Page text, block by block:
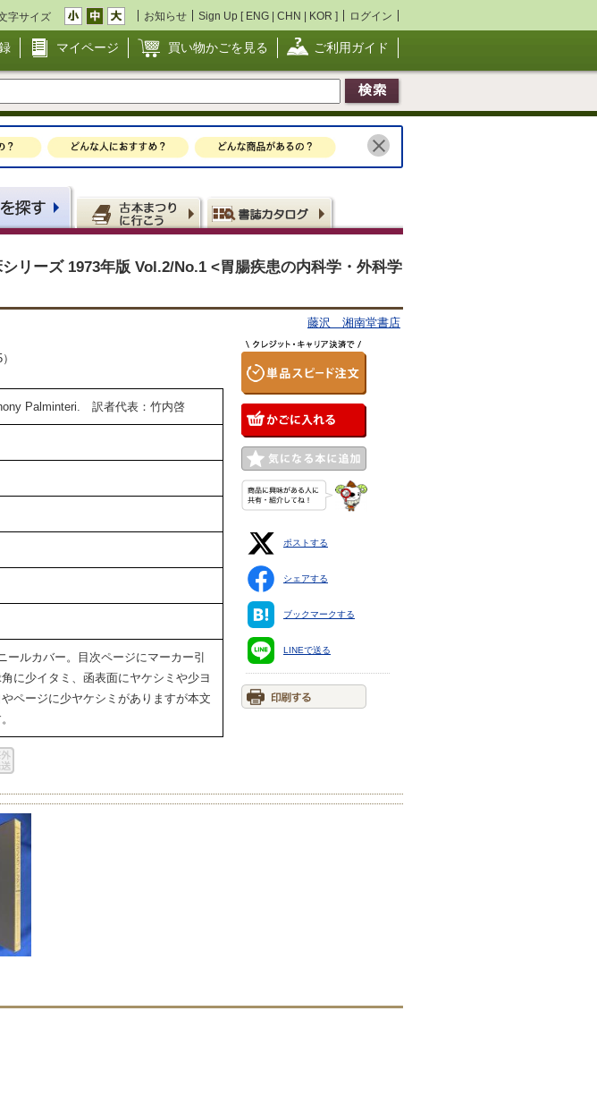
字サイズ お知らせ Sign Up [ ENG | CHN | KOR ] ログイン
マイページ 買い物かごを見る ご利用ガイド
リーズ 1973年版 Vol.2/No.1 <胃腸疾患の内科学・外科学
藤沢 湘南堂書店
Palminteri. 訳者代表：竹内啓
ールカバー。目次ページにマーカー引
に少イタミ、函表面にヤケシミや少ヨ
ページに少ヤケシミがありますが本文
ポストする
シェアする
ブックマークする
LINEで送る